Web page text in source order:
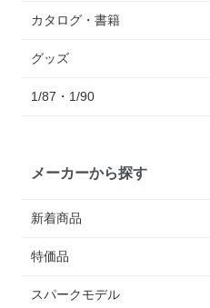
カタログ・書籍
グッズ
1/87・1/90
メーカーから探す
新着商品
特価品
スパークモデル